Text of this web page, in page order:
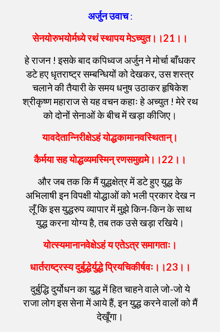
अर्जुनउवाच:
सेनयोरुभयोर्मध्येरथंस्थापयमेऽच्युत।।21 ।।
हे राजन ! इसके बाद कपिध्वज अर्जुन ने मोर्चा बाँधकर
डटे हए धृतराष्ट्र सम्बन्धियों को देखकर, उस शस्त्र
चलाने की तैयारी के समय धनुष उठाकर हृषिकेश
श्रीकृष्ण महाराज से यह वचन कहाः हे अच्युत ! मेरे रथ
को दोनों सेनाओं के बीच में खड़ा कीजिए।
यावदेतान्निरीक्षेऽहंयोद्धकामानवस्थितान्।
कैर्मयासहयोद्धव्यमस्मिन्रणसमुद्यमे।।22 ।।
और जब तक कि मैं युद्धक्षेत्र में डटे हुए युद्ध के
अभिलाषी इन विपक्षी योद्धाओं को भली प्रकार देख न
लूँ कि इस युद्धरुप व्यापार में मुझे किन-किन के साथ
युद्ध करना योग्य है, तब तक उसे खड़ा रखिये।
योत्स्यमानानवेक्षेऽहंयएतेऽत्रसमागताः ।
धार्तराष्ट्रस्यदुर्बुद्धेर्युद्धेप्रियचिकीर्षवः।।23।।
दुर्बुद्धि दुर्योधन का युद्ध में हित चाहने वाले जो-जो ये
राजा लोग इस सेना में आये हैं, इन युद्ध करने वालों को मैं
देखूँगा।